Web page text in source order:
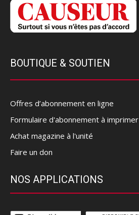
BOUTIQUE & SOUTIEN
Offres d’abonnement en ligne
Formulaire d'abonnement à imprimer
Achat magazine à l'unité
Faire un don
NOS APPLICATIONS